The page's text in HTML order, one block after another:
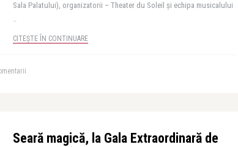
Sala Palatului), organizatorii – Theater du Soleil și echipa musicalului
..
CITEȘTE ÎN CONTINUARE
Seară magică, la Gala Extraordinară de